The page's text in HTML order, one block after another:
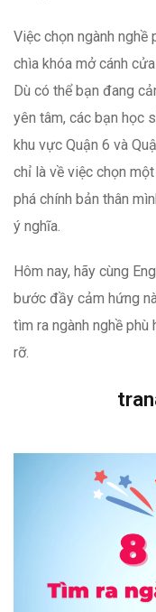
Việc chọn ngành
chìa khóa mở cánh
Dù có thể bạn đang
yên tâm, các bạn học
khu vực Quận 6 và
chỉ là về việc chọn
phá chính bản thân
ý nghĩa.
Hôm nay, hãy cùng
bước đầy cảm hứng
tìm ra ngành nghề
rỡ.